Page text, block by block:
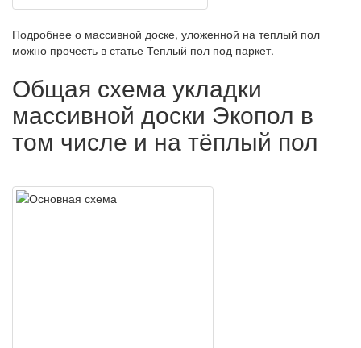
Подробнее о массивной доске, уложенной на теплый пол
можно прочесть в статье Теплый пол под паркет.
Общая схема укладки
массивной доски Экопол в
том числе и на тёплый пол